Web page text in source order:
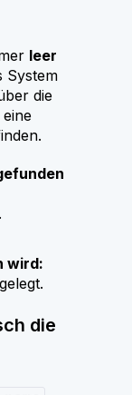
leer
System
die
.
wird:
die